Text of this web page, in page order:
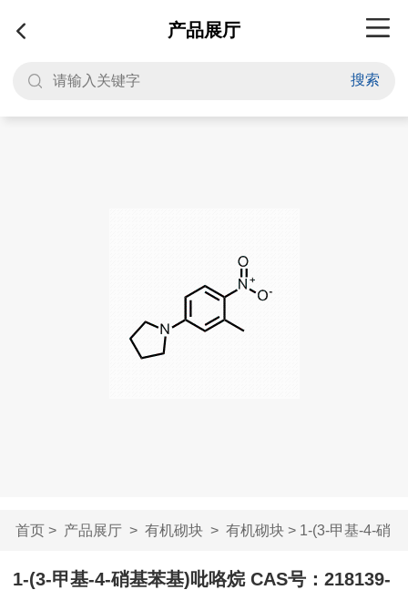
产品展厅
搜索
首页> 产品展厅> 有机砌块> 有机砌块> 1-(3-甲基-4-硝
基苯基)吡咯烷 ...
1-(3-甲基-4-硝基苯基)吡咯烷 CAS号：218139-